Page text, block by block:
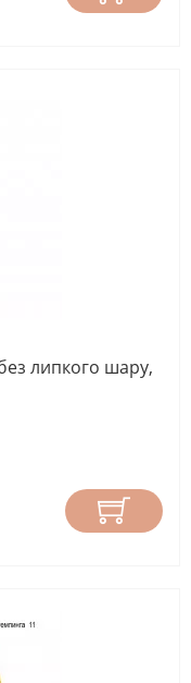
липкого шару,